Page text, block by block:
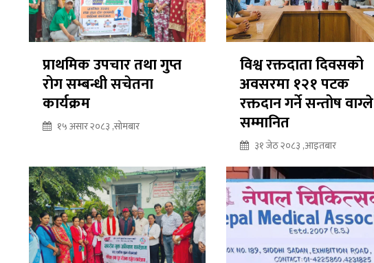
प्राथमिक उपचार तथा गुप्त
रोग सम्बन्धी सचेतना
कार्यक्रम
१५ असार २०८३ ,सोमबार
विश्व रक्तदाता दिवसको
अवसरमा १२१ पटक
रक्तदान गर्ने सन्तोष वाग्ले
सम्मानित
३१ जेठ २०८३ ,आइतबार